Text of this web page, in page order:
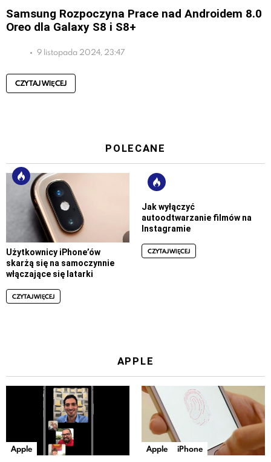
Samsung Rozpoczyna Prace nad Androidem 8.0
Oreo dla Galaxy S8 i S8+
9 listopada 2024, 23:47
CZYTAJ WIĘCEJ
POLECANE
Użytkownicy iPhone’ów
skarżą się na samoczynnie
włączające się latarki
CZYTAJ WIĘCEJ
Jak wyłączyć
autoodtwarzanie filmów na
Instagramie
CZYTAJ WIĘCEJ
APPLE
Apple Apple iPhone